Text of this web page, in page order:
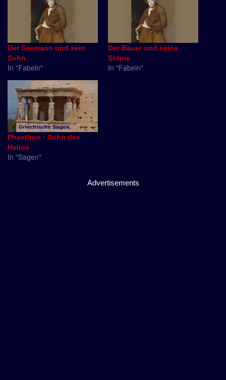
Der Seemann und sein
Sohn
In "Fabeln"
Der Bauer und seine
Söhne
In "Fabeln"
Phaethon · Sohn des
Helios
In "Sagen"
Advertisements